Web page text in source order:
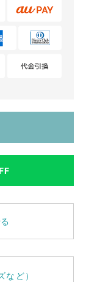
ど）